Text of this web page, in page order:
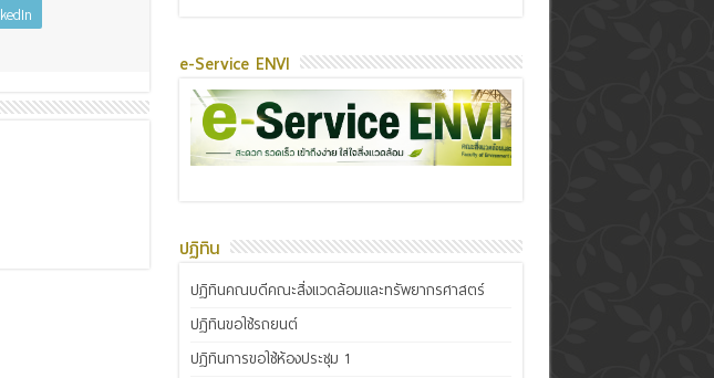
e-Service ENVI
ปฏิทิน
ปฏิทินคณบดีคณะสิ่งแวดล้อมและทรัพยากรศาสตร์
ปฏิทินขอใช้รถยนต์
ปฏิทินการขอใช้ห้องประชุม 1